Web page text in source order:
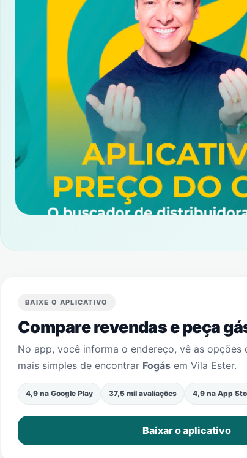
BAIXE O APLICATIVO
Compare revendas e peça
No app, você informa o endereço, vê as
mais simples de encontrar Fogás em Vila Ester.
4,9 na Google Play 37,5 mil avaliações 4,9 na App
Baixar o aplicativo